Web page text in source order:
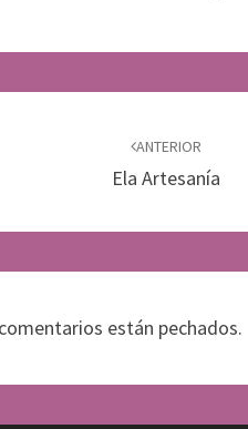
ANTERIOR
Ela Artesanía
están pechados.